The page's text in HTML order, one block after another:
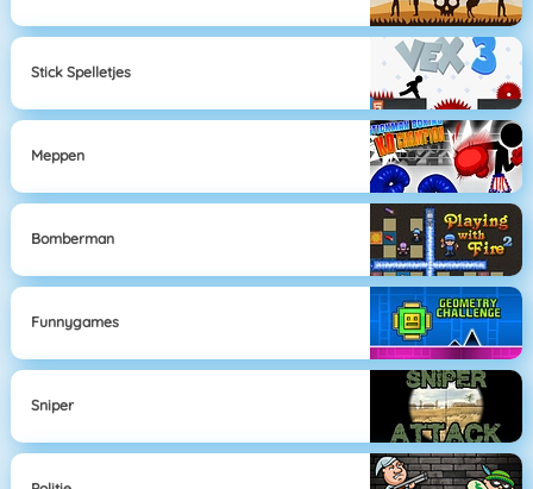
Stick Spelletjes
Meppen
Bomberman
Funnygames
Sniper